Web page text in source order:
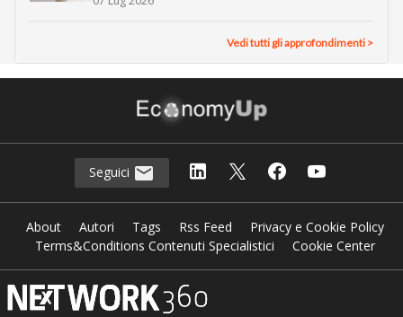
Vedi tutti gli approfondimenti >
Seguici
About Autori Tags Rss Feed
Privacy e Cookie Policy
Terms&Conditions Contenuti Specialistici
Cookie Center